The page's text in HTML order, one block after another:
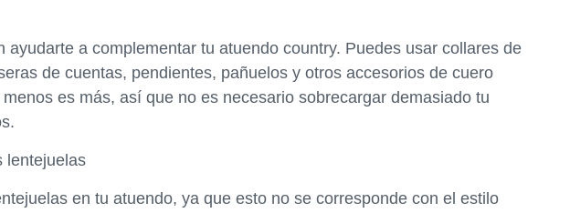
ayudarte a complementar tu atuendo country. Puedes usar collares de
de cuentas, pendientes, pañuelos y otros accesorios de cuero
es más, así que no es necesario sobrecargar demasiado tu
lentejuelas
en tu atuendo, ya que esto no se corresponde con el estilo